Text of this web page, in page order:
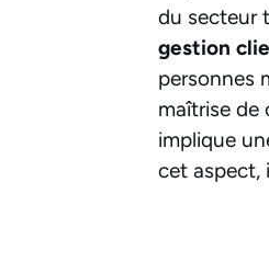
du secteur
gestion
personnes
maîtrise de
implique
cet aspect,